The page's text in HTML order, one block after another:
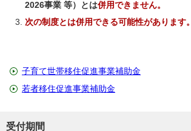
2026事業 等）とは併用できません。
次の制度とは併用できる可能性があります。
子育て世帯移住促進事業補助金
若者移住促進事業補助金
受付期間